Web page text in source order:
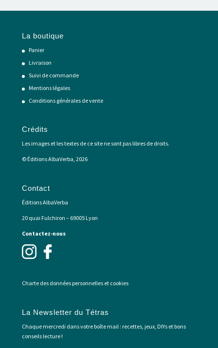
La boutique
Panier
Livraison
Suivi de commande
Mentions légales
Conditions générales de vente
Crédits
Les images et les textes de ce site ne sont pas libres de droits.
© Éditions AlbaVerba, 2026
Contact
Éditions AlbaVerba
20 quai Fulchiron – 69005 Lyon
Contactez-nous
Charte des données personnelles et cookies
La Newsletter du Tétras
Chaque mercredi dans votre boîte mail : recettes, jeux, DIYs et bons
conseils lecture !